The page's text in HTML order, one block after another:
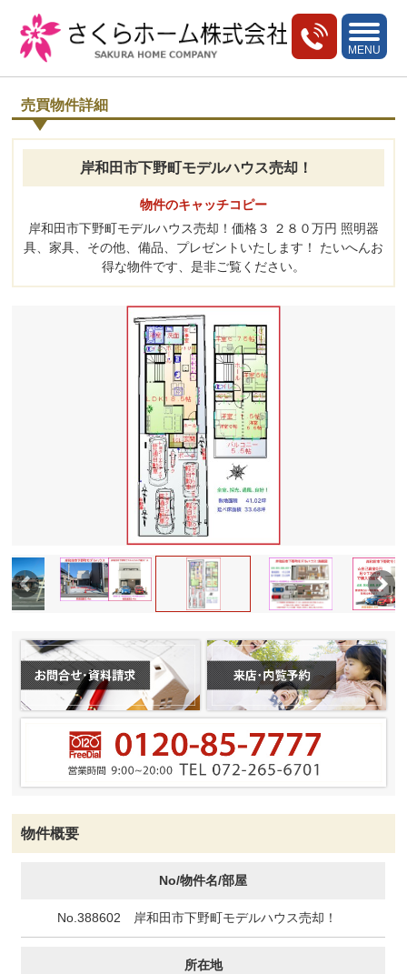
toggle
MENU
売買物件詳細
岸和田市下野町モデルハウス売却！
物件のキャッチコピー
岸和田市下野町モデルハウス売却！価格３ ２８０万円 照明器
具、家具、その他、備品、プレゼントいたします！ たいへんお
得な物件です、是非ご覧ください。
物件概要
No/物件名/部屋
No.388602 岸和田市下野町モデルハウス売却！
所在地